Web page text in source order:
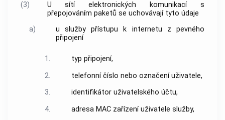
(3) Usítí elektronických komunikacís
přepojováním paketů se uchovávají tyto údaje
a)
u službypřístupu k internetu z pevného
připojení
1.
typ připojení,
2.
telefonní číslo nebo označení uživatele,
3.
identifikátor uživatelského účtu,
4.
adresa MACzařízeníuživatele služby,